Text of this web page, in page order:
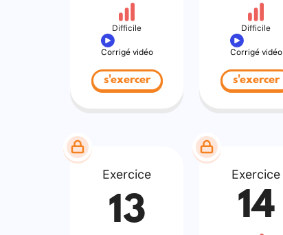
Difficile
Corrigé vidéo
s'exercer
Difficile
Corrigé vidéo
s'exercer
Exercice
13
Exercice
14